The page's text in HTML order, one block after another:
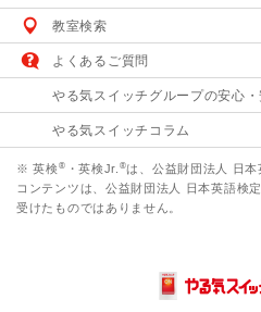
教室検索
よくあるご質問
やる気スイッチグループの安心
やる気スイッチコラム
※ 英検 ® ・英検Jr. ®は、公益財団法人 日
コンテンツは、公益財団法人 日本英語検
受けたものではありません。